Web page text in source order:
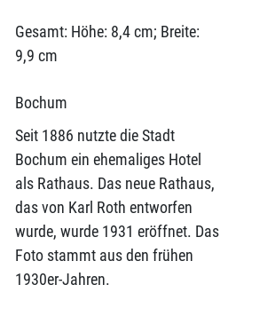
Gesamt: Höhe: 8,4 cm; Breite:
9,9 cm
Bochum
Seit 1886 nutzte die Stadt
Bochum ein ehemaliges Hotel
als Rathaus. Das neue Rathaus,
das von Karl Roth entworfen
wurde, wurde 1931 eröffnet. Das
Foto stammt aus den frühen
1930er-Jahren.